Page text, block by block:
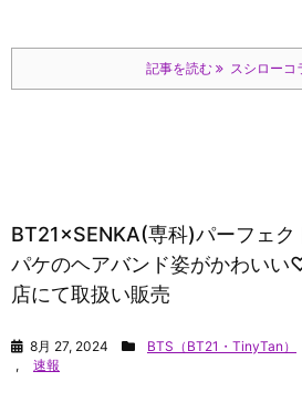
記事を読む スシローコ
BT21×SENKA(専科)パーフェク
パケのヘアバンド姿がかわいい
店にて取扱い販売
8月 27, 2024 BTS（BT21・TinyTan）
,
速報